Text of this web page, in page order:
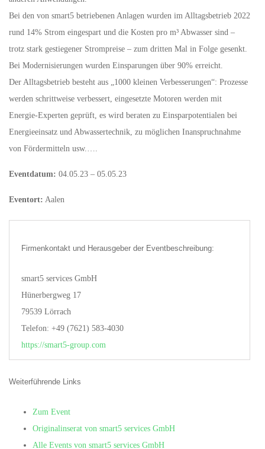
Bei den von smart5 betriebenen Anlagen wurden im Alltagsbetrieb 2022
rund 14% Strom eingespart und die Kosten pro m³ Abwasser sind –
trotz stark gestiegener Strompreise – zum dritten Mal in Folge gesenkt.
Bei Modernisierungen wurden Einsparungen über 90% erreicht.
Der Alltagsbetrieb besteht aus „1000 kleinen Verbesserungen“: Prozesse
werden schrittweise verbessert, eingesetzte Motoren werden mit
Energie-Experten geprüft, es wird beraten zu Einsparpotentialen bei
Energieeinsatz und Abwassertechnik, zu möglichen Inanspruchnahme
von Fördermitteln usw.….
Eventdatum: 04.05.23 – 05.05.23
Eventort: Aalen
Firmenkontakt und Herausgeber der Eventbeschreibung:
smart5 services GmbH
Hünerbergweg 17
79539 Lörrach
Telefon: +49 (7621) 583-4030
https://smart5-group.com
Weiterführende Links
Zum Event
Originalinserat von smart5 services GmbH
Alle Events von smart5 services GmbH